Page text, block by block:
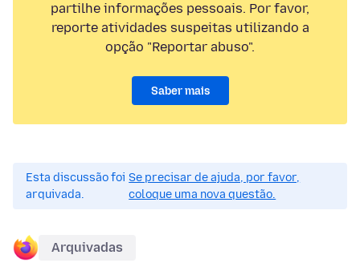
partilhe informações pessoais. Por favor,
reporte atividades suspeitas utilizando a
opção "Reportar abuso".
Saber mais
Esta discussão foi
arquivada.
Se precisar de ajuda, por favor,
coloque uma nova questão.
Arquivadas